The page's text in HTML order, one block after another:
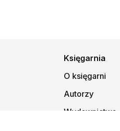
Księgarnia
O księgarni
Autorzy
Wydawnictwa